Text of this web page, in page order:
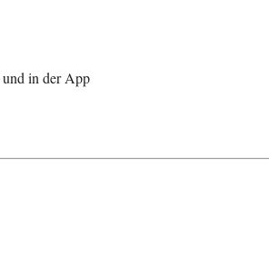
und in der App